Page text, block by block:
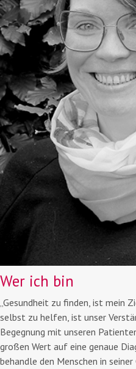
Wer ich bin
„Gesundheit zu finden, ist mein
selbst zu helfen, ist unser
Begegnung mit unseren
großen Wert auf eine genaue
behandle den Menschen in